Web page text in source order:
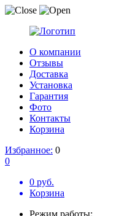
О компании
Отзывы
Доставка
Установка
Гарантия
Фото
Контакты
Корзина
Избранное: 0
0
0 руб.
Корзина
Режим работы: